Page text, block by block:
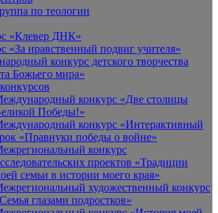
по теологии
«Клевер ДНК»
«За нравственный подвиг учителя»
конкурс детского творчества
Божьего мира»
конкурс «Две столицы
Победы!»
конкурс «Интерактивный
«Правнуки победы о войне»
конкурс
проектов «Традиции
семьи в истории моего края»
художественный конкурс
глазами подростков»